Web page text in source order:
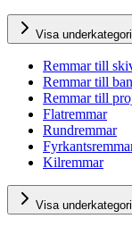
Visa
Remmar till
Remmar till
Remmar till
Flatremmar
Rundremmar
Kilremmar
Visa